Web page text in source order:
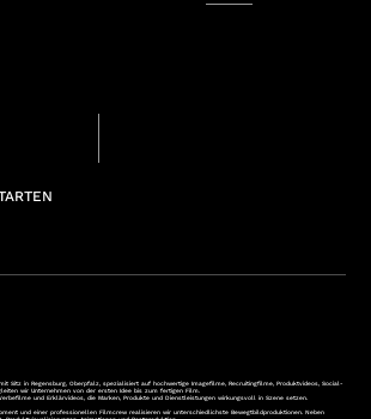
Sitz in Regensburg, Oberpfalz, spezialisiert auf hochwertige Imagefilme, Recruitingfilme, Produktvideos, Social-
wir Unternehmen von der ersten Idee bis zum fertigen Film.
und Erklärvideos, die Marken, Produkte und Dienstleistungen wirkungsvoll in Szene setzen.
und einer professionellen Filmcrew realisieren wir unterschiedlichste Bewegtbildproduktionen. Neben